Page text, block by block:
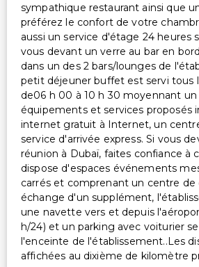
Services supplémentaires
Départ express
Service de baby-sitting ou de
(supplément)
Coffre-fort à la réception
Personnel multilingue
Service de blanchisserie
Enregistrement rapide
Service de blanchisserie/
Soins/activités surveillés pour
sympathique restaurant ainsi que
préférez le confort de votre
aussi un service d'étage 24 heures
vous devant un verre au bar en
dans un des 2 bars/lounges de
petit déjeuner buffet est servi tous
de06 h 00 à 10 h 30 moyennant
équipements et services proposés
internet gratuit à Internet, un
service d'arrivée express. Si vous
réunion à Dubaï, faites confiance à
dispose d'espaces événements
carrés et comprenant un centre de
échange d'un supplément,
une navette vers et depuis
h/24) et un parking avec voiturier
l'enceinte de l'établissement..Les
affichées au dixième de kilomètre